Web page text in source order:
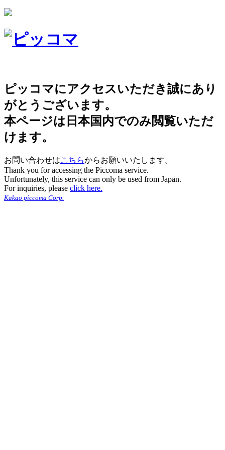
ピッコマにアクセスいただき誠にあり
がとうございます。
本ページは日本国内でのみ閲覧いただ
けます。
お問い合わせはこちらからお願いいたします。
Thank you for accessing the Piccoma service.
Unfortunately, this service can only be used from Japan.
For inquiries, please click here.
Kakao piccoma Corp.